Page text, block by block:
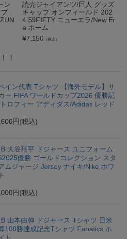
ン
読売ジャイアンツ/巨人 グッズ
キャップ オンフィールド 202
4 59FIFTY ニューエラ/New Er
a ホーム
¥7,150 （税込）
！
イン代表 Tシャツ 【海外モデル】サ
ー FIFA ワールドカップ2026 優勝記
ロフィー アディダス/Adidas レッド
円 (税込)
大谷翔平 ドジャース ユニフォーム
優勝 ゴールドコレクション スタ
ムジャージ Jersey ナイキ/Nike ホワ
円 (税込)
山本由伸 ドジャース Tシャツ 日米
100勝達成記念Tシャツ Fanatics ホ